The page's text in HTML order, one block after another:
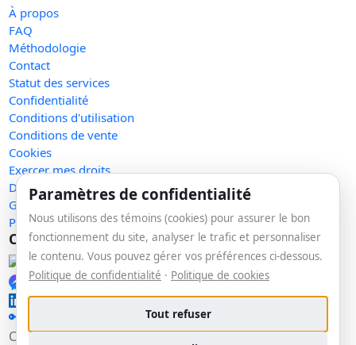
À propos
FAQ
Méthodologie
Contact
Statut des services
Confidentialité
Conditions d'utilisation
Conditions de vente
Cookies
Exercer mes droits
Demande de retrait
Gérer les témoins
Plan du site
Communauté
Facebook
Messenger
LinkedIn
🔑 Se connecter
Copyright © 2026 La veille. Tous droits réservés.
Paramètres de confidentialité
Nous utilisons des témoins (cookies) pour assurer le bon
fonctionnement du site, analyser le trafic et personnaliser
le contenu. Vous pouvez gérer vos préférences ci-dessous.
Politique de confidentialité · Politique de cookies
Tout refuser